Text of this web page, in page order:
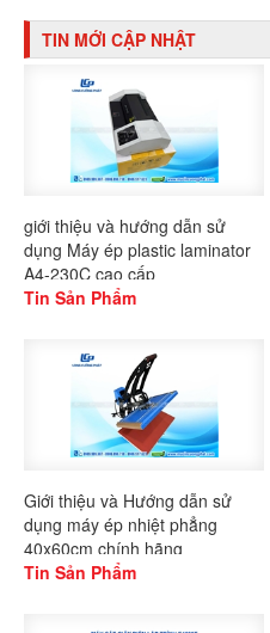
TIN MỚI CẬP NHẬT
giới thiệu và hướng dẫn sử
dụng Máy ép plastic laminator
A4-230C cao cấp
Tin Sản Phẩm
Giới thiệu và Hướng dẫn sử
dụng máy ép nhiệt phẳng
40x60cm chính hãng
Gaoshang
Tin Sản Phẩm